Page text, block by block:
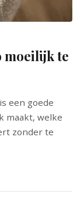
moeilijk te
een goede
maakt, welke
zonder te